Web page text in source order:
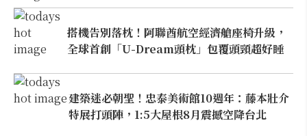
搭機告別落枕！阿聯酋航空經濟艙座椅升級，
全球首創「U-Dream頭枕」包覆頭頸超好睡
建築迷必朝聖！忠泰美術館10週年：藤本壯介
特展打頭陣，1:5大屋根8月震撼空降台北